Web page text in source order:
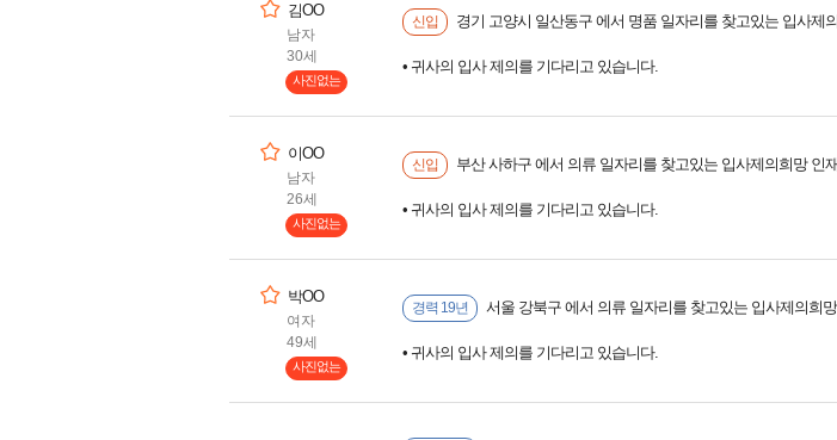
김OO
남자
30세
사진없는
신입 경기 고양시 일산동구 에서 명품 일자리를 찾고있는 입사제의희망
• 귀사의 입사 제의를 기다리고 있습니다.
이OO
남자
26세
사진없는
신입 부산 사하구 에서 의류 일자리를 찾고있는 입사제의희망 인
• 귀사의 입사 제의를 기다리고 있습니다.
박OO
여자
49세
사진없는
경력 19년 서울 강북구 에서 의류 일자리를 찾고있는 입사제의희
• 귀사의 입사 제의를 기다리고 있습니다.